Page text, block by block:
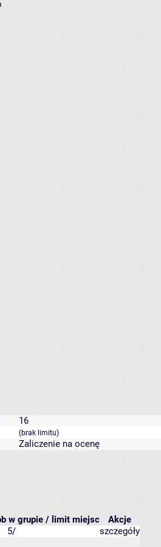
16
(brak limitu)
Zaliczenie na ocenę
w grupie / limit miejsc
Akcje
5/
szczegóły